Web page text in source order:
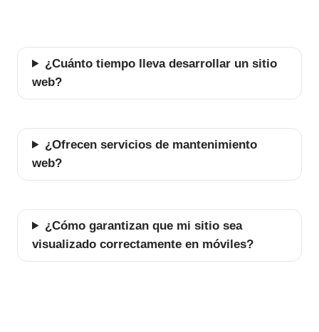
¿Cuánto tiempo lleva desarrollar un sitio
web?
¿Ofrecen servicios de mantenimiento
web?
¿Cómo garantizan que mi sitio sea
visualizado correctamente en móviles?